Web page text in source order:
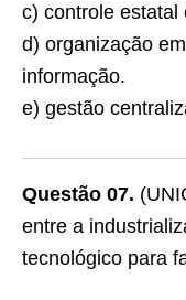
c) controle estatal
d) organização
informação.
e) gestão
Questão 07.
entre a
tecnológico para